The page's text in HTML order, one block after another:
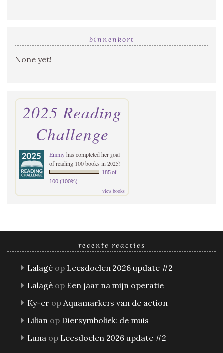
binnenkort
None yet!
2025 Reading
Challenge
Emmyhas completed her goal
of reading 100 books in 2025!
185 of
100 (100%)
view books
recente reacties
Lalagè op Leesdoelen 2026 update #2
Lalagè op Een jaar na mijn operatie
Ky-er op Aquamarkers van de action
Lilian op Diersymboliek: de muis
Luna op Leesdoelen 2026 update #2